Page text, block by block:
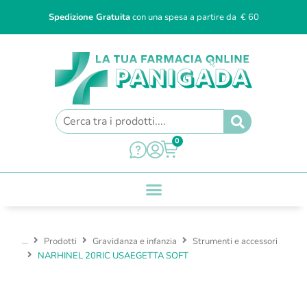
Spedizione Gratuitacon una spesa a partire da € 60
0
... Prodotti Gravidanza e infanzia
Strumenti e accessori
NARHINEL 20RIC USAEGETTA SOFT